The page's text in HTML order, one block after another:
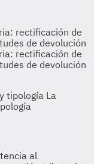
rectificación de
de devolución
rectificación de
de devolución
tipología La